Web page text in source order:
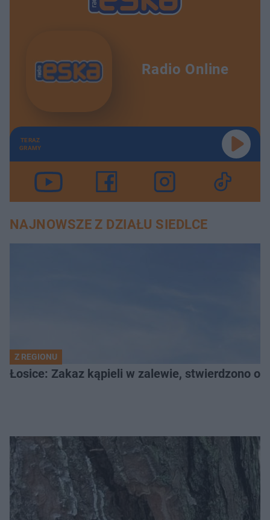
Radio Online
TERAZ
GRAMY
NAJNOWSZE Z DZIAŁU SIEDLCE
Z REGIONU
Łosice: Zakaz kąpieli w zalewie, stwierdzono